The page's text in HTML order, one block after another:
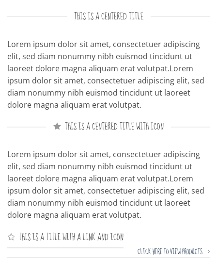
THIS IS A CENTERED TITLE
Lorem ipsum dolor sit amet, consectetuer adipiscing
elit, sed diam nonummy nibh euismod tincidunt ut
laoreet dolore magna aliquam erat volutpat.Lorem
ipsum dolor sit amet, consectetuer adipiscing elit, sed
diam nonummy nibh euismod tincidunt ut laoreet
dolore magna aliquam erat volutpat.
THIS IS A CENTERED TITLE WITH ICON
Lorem ipsum dolor sit amet, consectetuer adipiscing
elit, sed diam nonummy nibh euismod tincidunt ut
laoreet dolore magna aliquam erat volutpat.Lorem
ipsum dolor sit amet, consectetuer adipiscing elit, sed
diam nonummy nibh euismod tincidunt ut laoreet
dolore magna aliquam erat volutpat.
THIS IS A TITLE WITH A LINK AND ICON
CLICK HERE TO VIEW PRODUCTS